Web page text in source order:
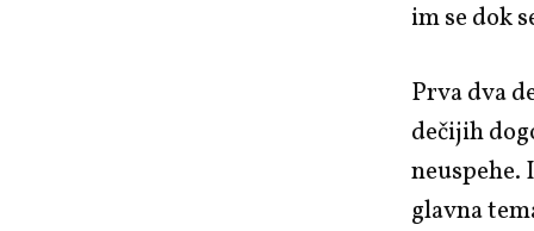
im se dok
Prva dva
dečijih
neuspehe.
glavna